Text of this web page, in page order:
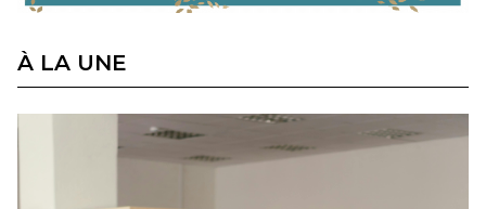
À LA UNE